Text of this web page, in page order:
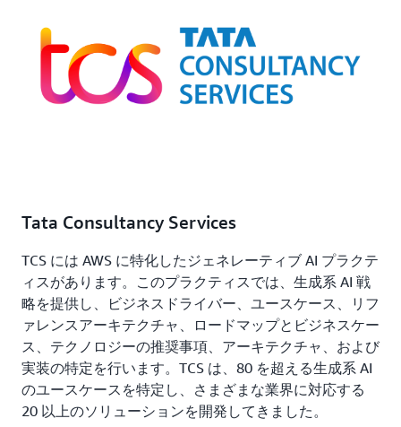
Tata Consultancy Services
TCS には AWS に特化したジェネレーティブ AI プラクテ
ィスがあります。このプラクティスでは、生成系 AI 戦
略を提供し、ビジネスドライバー、ユースケース、リフ
ァレンスアーキテクチャ、ロードマップとビジネスケー
ス、テクノロジーの推奨事項、アーキテクチャ、および
実装の特定を行います。TCS は、80 を超える生成系 AI
のユースケースを特定し、さまざまな業界に対応する
20 以上のソリューションを開発してきました。